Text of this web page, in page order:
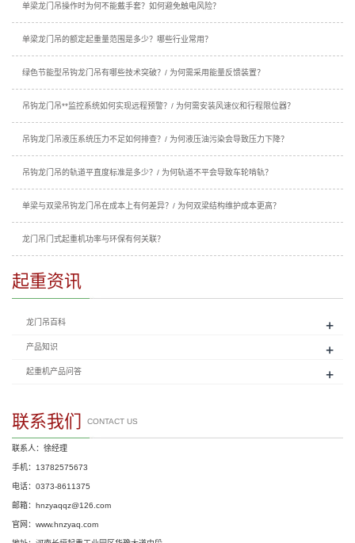
单梁龙门吊操作时为何不能戴手套？如何避免触电风险？
单梁龙门吊的额定起重量范围是多少？哪些行业常用？
绿色节能型吊钩龙门吊有哪些技术突破？/ 为何需采用能量反馈装置？
吊钩龙门吊**监控系统如何实现远程预警？/ 为何需安装风速仪和行程限位器？
吊钩龙门吊液压系统压力不足如何排查？/ 为何液压油污染会导致压力下降？
吊钩龙门吊的轨道平直度标准是多少？/ 为何轨道不平会导致车轮啃轨？
单梁与双梁吊钩龙门吊在成本上有何差异？/ 为何双梁结构维护成本更高？
龙门吊门式起重机功率与环保有何关联？
起重资讯
龙门吊百科 +
产品知识 +
起重机产品问答 +
联系我们 CONTACT US
联系人：徐经理
手机：13782575673
电话：0373-8611375
邮箱：hnzyaqqz@126.com
官网：www.hnzyaq.com